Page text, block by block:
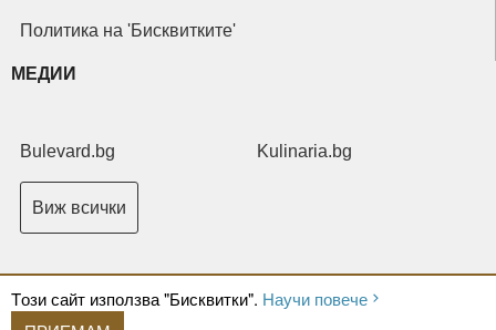
Tози сайт използва "Бисквитки". Научи повече
Политика на 'Бисквитките'
МЕДИИ
Bulevard.bg Kulinaria.bg
Виж всички